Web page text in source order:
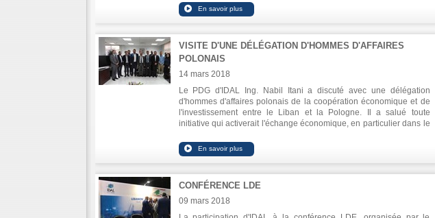
entrepreneurs. Il a également parlé de l'Unité de soutien aux
entreprises (BSU) dont la mission est de fournir des conseils
propriétaires de fonder sur des bases juridiques et scientifiques
solides.
VISITE D'UNE DÉLÉGATION D'HOMMES D'AFFAIRES
POLONAIS
14 mars 2018
Le PDG d'IDAL Ing. Nabil Itani a discuté avec une délégation
d'hommes d'affaires polonais de la coopération économique et de
l'investissement entre le Liban et la Pologne. Il a salué toute
initiative qui activerait l'échange économique, en particulier dans le
CONFÉRENCE LDE
09 mars 2018